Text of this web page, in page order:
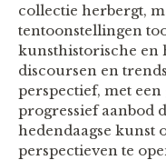
collectie herbergt,
tentoonstellingen
kunsthistorische en
discoursen en
perspectief, met
progressief aanbod
hedendaagse kunst
perspectieven te